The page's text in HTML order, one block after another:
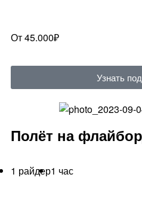
От 45.000₽
Узнать
Полёт на
1 райдер1 час